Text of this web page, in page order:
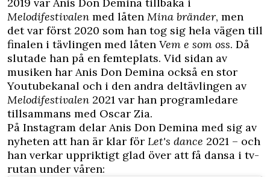
2019 var Anis Don Demina tillbaka i
Melodifestivalen med låten Mina bränder, men
det var först 2020 som han tog sig hela vägen till
finalen i tävlingen med låten Vem e som oss. Då
slutade han på en femteplats. Vid sidan av
musiken har Anis Don Demina också en stor
Youtubekanal och i den andra deltävlingen av
Melodifestivalen 2021 var han programledare
tillsammans med Oscar Zia.
På Instagram delar Anis Don Demina med sig av
nyheten att han är klar för Let's dance 2021 – och
han verkar uppriktigt glad över att få dansa i tv-
rutan under våren: